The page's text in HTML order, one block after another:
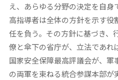
え、あらゆる分野の決定を自
高指導者は全体の方針を示す
任を負う。その方針に基づき、
僚と傘下の省庁が、立法であれ
国家安全保障最高評議会が、
の両軍を束ねる統合参謀本部が